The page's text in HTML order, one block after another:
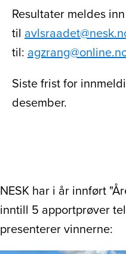
Resultater meldes inn
til
til:
Siste frist for
desember.
NESK har i år innført
inntill 5 apportprøver
presenterer vinnerne: